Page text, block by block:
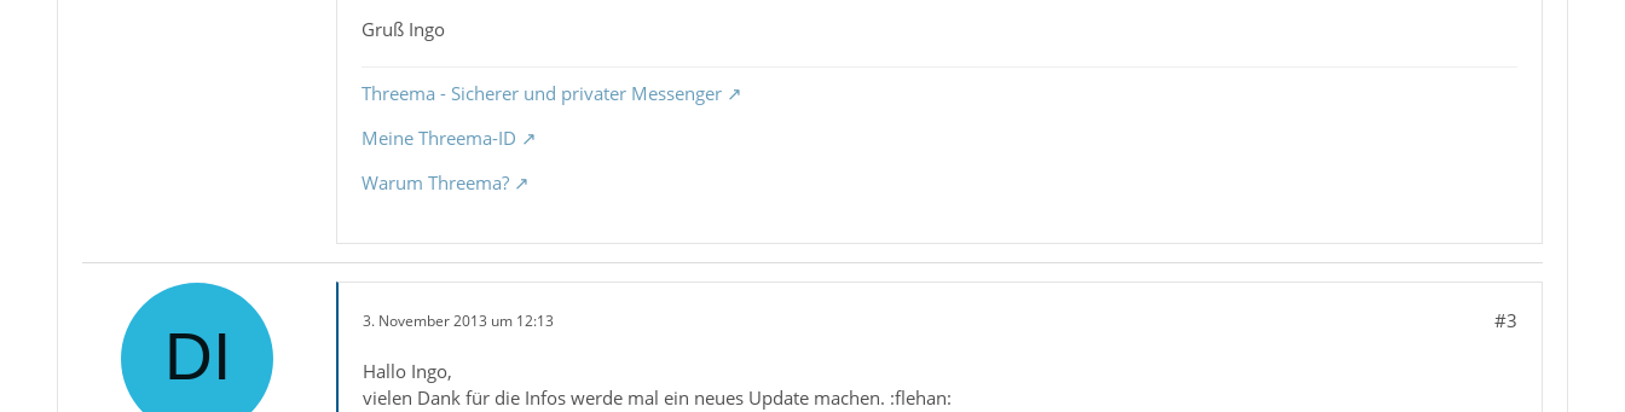
Gruß Ingo
Threema - Sicherer und privater Messenger
Meine Threema-ID
Warum Threema?
3. November 2013 um 12:13 #3
Hallo Ingo,
vielen Dank für die Infos werde mal ein neues Update machen. :flehan: